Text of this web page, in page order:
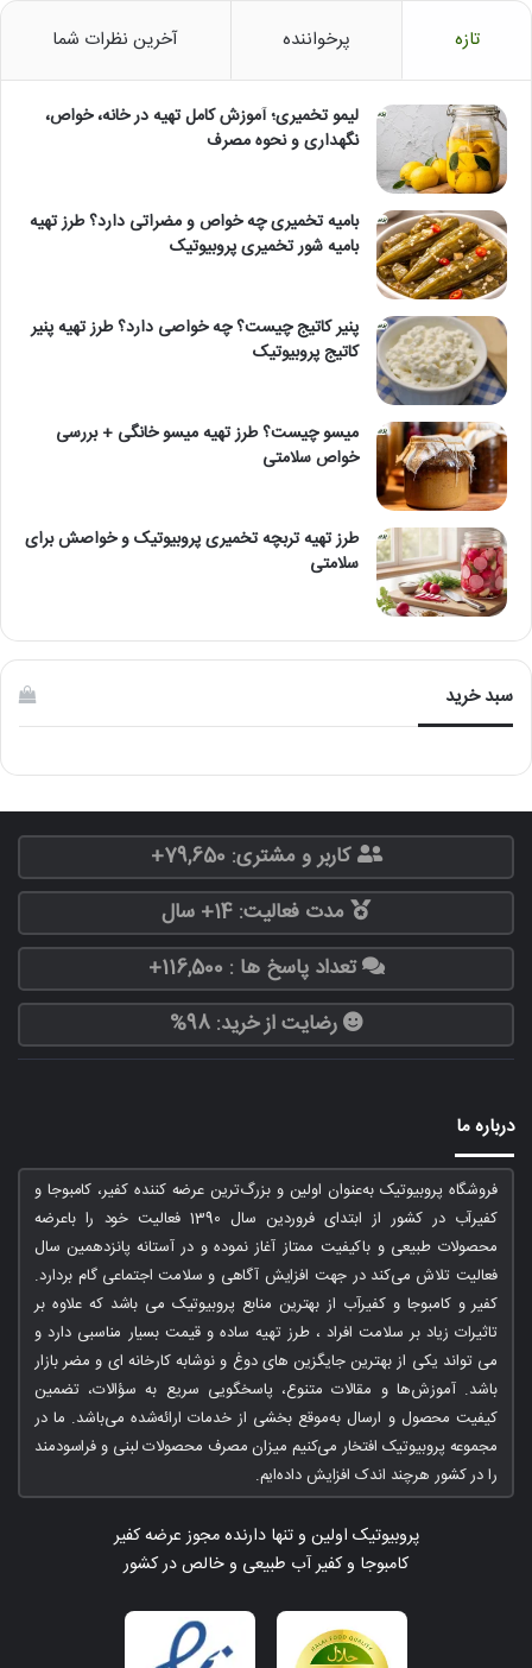
تازه پرخواننده آخرین نظرات شما
لیمو تخمیری؛ آموزش کامل تهیه در خانه، خواص،
نگهداری و نحوه مصرف
بامیه تخمیری چه خواص و مضراتی دارد؟ طرز تهیه
بامیه شور تخمیری پروبیوتیک
پنیر کاتیج چیست؟ چه خواصی دارد؟ طرز تهیه پنیر
کاتیج پروبیوتیک
میسو چیست؟ طرز تهیه میسو خانگی + بررسی
خواص سلامتی
طرز تهیه تربچه تخمیری پروبیوتیک و خواصش برای
سلامتی
سبد خرید
کاربر و مشتری: 79,650+
مدت فعالیت: 14+ سال
تعداد پاسخ ها : 116,500+
رضایت از خرید: 98%
درباره ما
فروشگاه پروبیوتیک به‌عنوان اولین و بزرگ‌ترین عرضه کننده کفیر، کامبوجا و
کفیرآب در کشور از ابتدای فروردین سال 1390 فعالیت خود را باعرضه
محصولات طبیعی و باکیفیت ممتاز آغاز نموده و در آستانه پانزدهمین سال
فعالیت تلاش می‌کند در جهت افزایش آگاهی و سلامت اجتماعی گام بردارد.
کفیر و کامبوجا و کفیرآب از بهترین منابع پروبیوتیک می باشد که علاوه بر
تاثیرات زیاد بر سلامت افراد ، طرز تهیه ساده و قیمت بسیار مناسبی دارد و
می تواند یکی از بهترین جایگزین های دوغ و نوشابه کارخانه ای و مضر بازار
باشد. آموزش‌ها و مقالات متنوع، پاسخگویی سریع به سؤالات، تضمین
کیفیت محصول و ارسال به‌موقع بخشی از خدمات ارائه‌شده می‌باشد. ما در
مجموعه پروبیوتیک افتخار می‌کنیم میزان مصرف محصولات لبنی و فراسودمند
را در کشور هرچند اندک افزایش داده‌ایم.
پروبیوتیک اولین و تنها دارنده مجوز عرضه کفیر
کامبوجا و کفیر آب طبیعی و خالص در کشور